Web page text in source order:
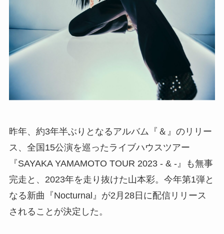
昨年、約3年半ぶりとなるアルバム『＆』のリリー
ス、全国15公演を巡ったライブハウスツアー
『SAYAKA YAMAMOTO TOUR 2023 - & -』も無事
完走と、2023年を走り抜けた山本彩。今年第1弾と
なる新曲『Nocturnal』が2月28日に配信リリース
されることが決定した。